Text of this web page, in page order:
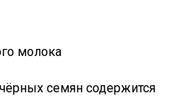
молока
семян содержится